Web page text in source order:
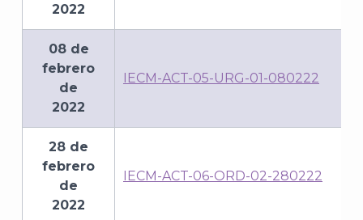
2022
08 de
febrero
de
2022
IECM-ACT-05-URG-01-080222
28 de
febrero
de
2022
IECM-ACT-06-ORD-02-280222